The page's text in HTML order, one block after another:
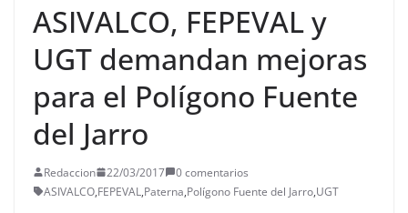
ASIVALCO, FEPEVAL y
UGT demandan mejoras
para el Polígono Fuente
del Jarro
Redaccion 22/03/2017
0 comentarios
ASIVALCO,FEPEVAL,Paterna,Polígono Fuente del Jarro,UGT